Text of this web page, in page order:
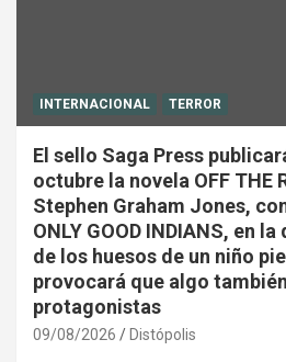
INTERNACIONAL TERROR
El sello Saga Press
octubre la novela OFF THE
Stephen Graham Jones,
ONLY GOOD INDIANS, en
de los huesos de un niño
provocará que algo
protagonistas
09/08/2026 Distópolis